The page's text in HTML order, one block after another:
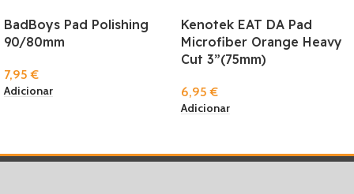
BadBoys Pad Polishing
90/80mm
7,95€
Adicionar
Kenotek EAT DA Pad
Microfiber Orange Heavy
Cut 3”(75mm)
6,95€
Adicionar